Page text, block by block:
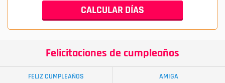
Felicitaciones de cumpleaños
FELIZ CUMPLEAÑOS AMIGA